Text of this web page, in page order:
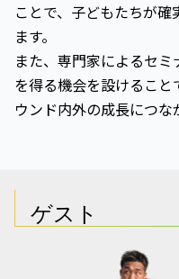
ことで、子どもたちが
ます。
また、専門家によるセ
を得る機会を設けるこ
ウンド内外の成長につな
ゲスト